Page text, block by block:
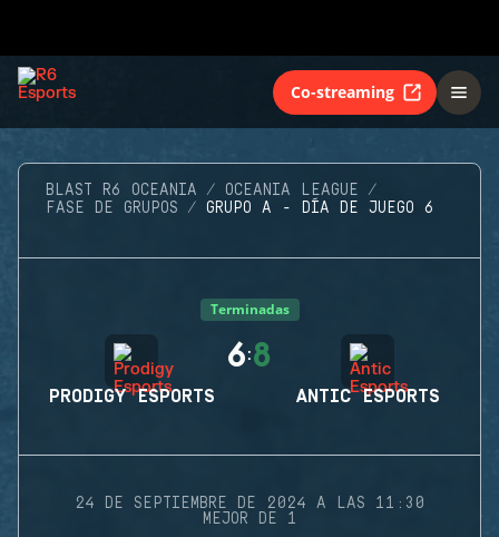
Co-streaming
BLAST R6 OCEANIA
OCEANIA LEAGUE
FASE DE GRUPOS
GRUPO A - DÍA DE JUEGO 6
Terminadas
PRODIGY ESPORTS
6:8
ANTIC ESPORTS
24 DE SEPTIEMBRE DE 2024 A LAS 11:30
MEJOR DE 1